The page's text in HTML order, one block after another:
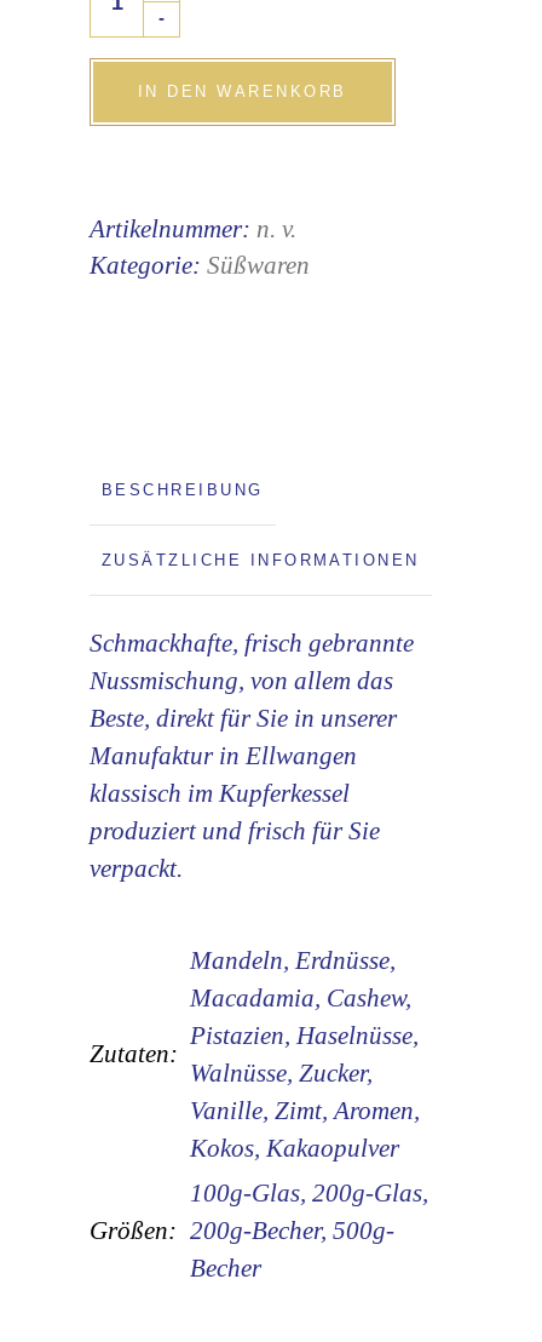
Nussmischung
quantity
-
IN DEN WARENKORB
Artikelnummer: n. v.
Kategorie: Süßwaren
BESCHREIBUNG
ZUSÄTZLICHE INFORMATIONEN
Schmackhafte, frisch gebrannte
Nussmischung, von allem das
Beste, direkt für Sie in unserer
Manufaktur in Ellwangen
klassisch im Kupferkessel
produziert und frisch für Sie
verpackt.
Zutaten:
Mandeln, Erdnüsse,
Macadamia, Cashew,
Pistazien, Haselnüsse,
Walnüsse, Zucker,
Vanille, Zimt, Aromen,
Kokos, Kakaopulver
Größen:
100g-Glas, 200g-Glas,
200g-Becher, 500g-
Becher